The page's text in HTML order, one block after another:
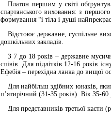
Платон першим у світі
спартанського виховання: з
формування “i тіла i душі
Відстоює державне, суспільне
дошкільних закладів.
З 7 до 18 років – державне
співів. Для підлітків 12-16 років
Ефебія – перехідна ланка до вищої
Для найбільш здібних юнаків,
п’ятирічний (31-35 років). Вік 35-60
Для представників третьої касти